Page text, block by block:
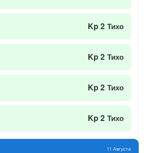
Kp 2 Тихо
Kp 2 Тихо
Kp 2 Тихо
Kp 2 Тихо
11 Августа